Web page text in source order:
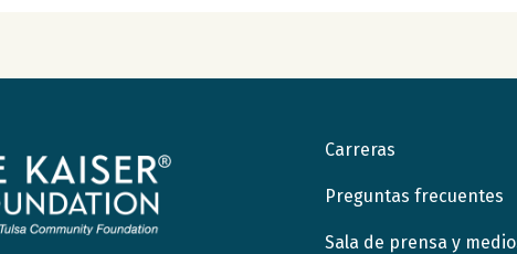
Carreras
Preguntas frecuentes
Sala de prensa y